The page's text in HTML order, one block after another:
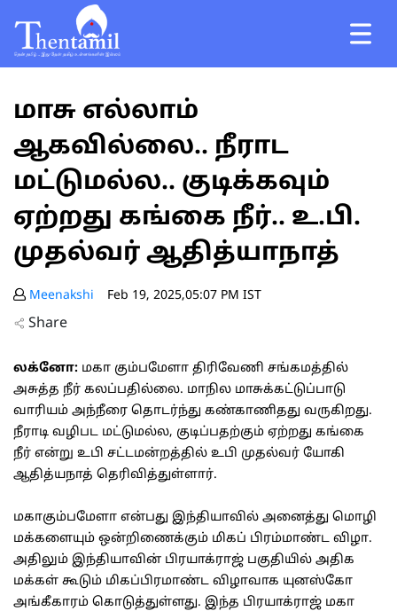
மாசு எல்லாம்
ஆகவில்லை.. நீராட
மட்டுமல்ல.. குடிக்கவும்
ஏற்றது கங்கை நீர்.. உ.பி.
முதல்வர் ஆதித்யாநாத்
Meenakshi Feb 19, 2025,05:07 PM IST
Share
லக்னோ: மகா கும்பமேளா திரிவேணி சங்கமத்தில்
அசுத்த நீர் கலப்பதில்லை. மாநில மாசுக்கட்டுப்பாடு
வாரியம் அந்நீரை தொடர்ந்து கண்காணிதது வருகிறது.
நீராடி வழிபட மட்டுமல்ல, குடிப்பதற்கும் ஏற்றது கங்கை
நீர் என்று உபி சட்டமன்றத்தில் உபி முதல்வர் யோகி
ஆதித்யநாத் தெரிவித்துள்ளார்.
மகாகும்பமேளா என்பது இந்தியாவில் அனைத்து மொழி
மக்களையும் ஒன்றிணைக்கும் மிகப் பிரம்மாண்ட விழா.
அதிலும் இந்தியாவின் பிரயாக்ராஜ் பகுதியில் அதிக
மக்கள் கூடும் மிகப்பிரமாண்ட விழாவாக யுனஸ்கோ
அங்கீகாரம் கொடுத்துள்ளது. இந்த பிரயாக்ராஜ் மகா